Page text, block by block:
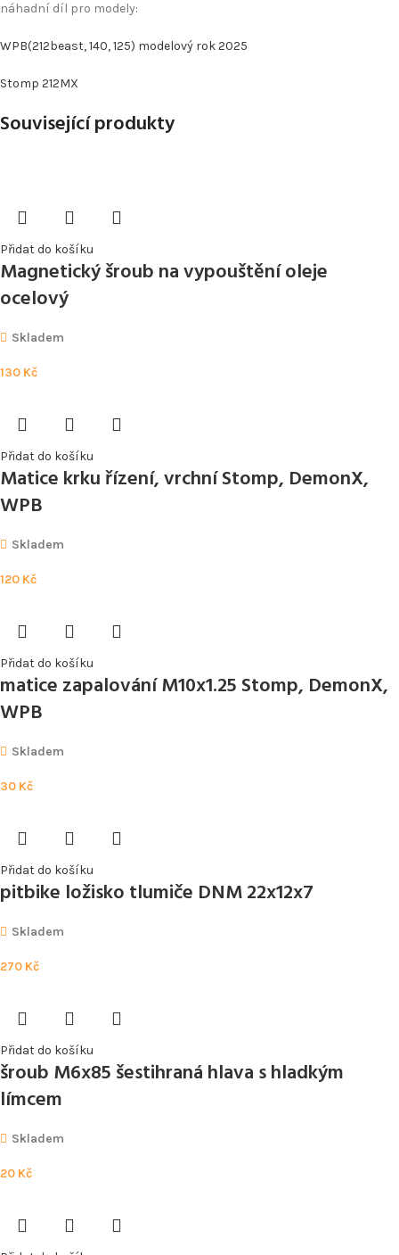
náhadní díl pro modely:
WPB(212beast, 140, 125) modelový rok 2025
Stomp 212MX
Související produkty
Přidat do košíku
Magnetický šroub na vypouštění oleje
ocelový
Skladem
130 Kč
Přidat do košíku
Matice krku řízení, vrchní Stomp, DemonX,
WPB
Skladem
120 Kč
Přidat do košíku
matice zapalování M10x1.25 Stomp, DemonX,
WPB
Skladem
30 Kč
Přidat do košíku
pitbike ložisko tlumiče DNM 22x12x7
Skladem
270 Kč
Přidat do košíku
šroub M6x85 šestihraná hlava s hladkým
límcem
Skladem
20 Kč